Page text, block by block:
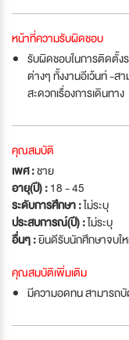
หน้าที่ความรับผิดชอบ
รับผิดชอบในการติดตั้ง
ต่างๆ ทั้งงานอีเว้นท์ -ส
สะดวกเรื่องการเดินทาง
คุณสมบัติ
เพศ :ชาย
อายุ(ปี) :18 - 45
ระดับการศึกษา :ไม่ระบุ
ประสบการณ์(ปี) :ไม่ระบุ
อื่นๆ :ยินดีรับนักศึกษาจบใ
คุณสมบัติเพิ่มเติม
มีความอดทน สามารถบั